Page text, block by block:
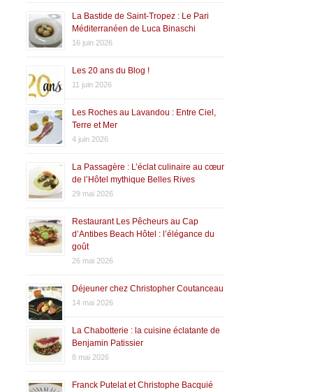
La Bastide de Saint-Tropez : Le Pari
Méditerranéen de Luca Binaschi
16 juin 2026
Les 20 ans du Blog !
11 juin 2026
Les Roches au Lavandou : Entre Ciel,
Terre et Mer
4 juin 2026
La Passagère : L’éclat culinaire au cœur
de l’Hôtel mythique Belles Rives
29 mai 2026
Restaurant Les Pêcheurs au Cap
d’Antibes Beach Hôtel : l’élégance du
goût
26 mai 2026
Déjeuner chez Christopher Coutanceau
14 mai 2026
La Chabotterie : la cuisine éclatante de
Benjamin Patissier
8 mai 2026
Franck Putelat et Christophe Bacquié